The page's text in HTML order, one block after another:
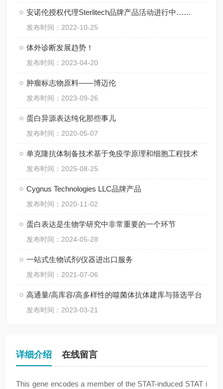
安诺伦授权代理Sterlitech品牌产品活动进行中……
发布时间：2022-10-25
体外诊断发展趋势！
发布时间：2023-04-20
肿瘤标志物原料——博迈伦
发布时间：2023-09-26
蛋白异源表达纯化那些事儿
发布时间：2020-05-07
单克隆抗体制备技术基于免疫学原理和细胞工程技术
发布时间：2025-08-25
Cygnus Technologies LLC品牌产品
发布时间：2020-11-02
蛋白表达是生物学研究中非常重要的一个环节
发布时间：2024-05-28
一站式生物试剂/仪器进出口服务
发布时间：2021-07-06
高通量/高库容/高多样性的噬菌体抗体建库与筛选平台
发布时间：2023-03-21
详细介绍 在线留言
This gene encodes a member of the STAT-induced STAT i